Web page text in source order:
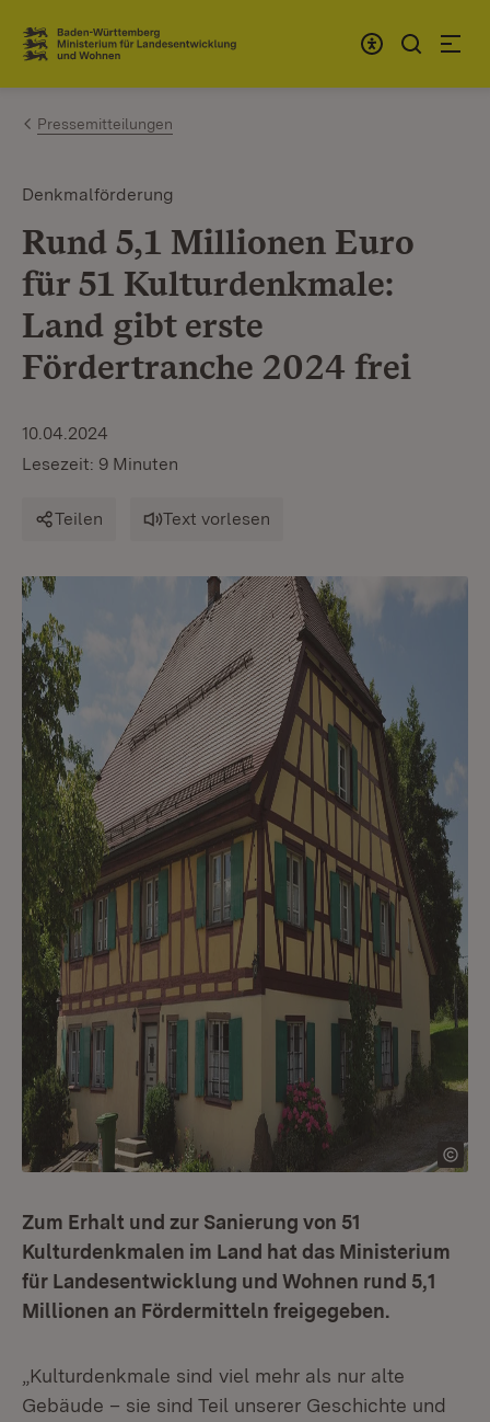
Zum Inhalt springen
Link zur Startseite
Pressemitteilungen
Denkmalförderung
Rund 5,1 Millionen Euro
für 51 Kulturdenkmale:
Land gibt erste
Fördertranche 2024 frei
10.04.2024
Lesezeit: 9 Minuten
Teilen Text vorlesen
Zum Erhalt und zur Sanierung von 51
Kulturdenkmalen im Land hat das Ministerium
für Landesentwicklung und Wohnen rund 5,1
Millionen an Fördermitteln freigegeben.
„Kulturdenkmale sind viel mehr als nur alte
Gebäude – sie sind Teil unserer Geschichte und